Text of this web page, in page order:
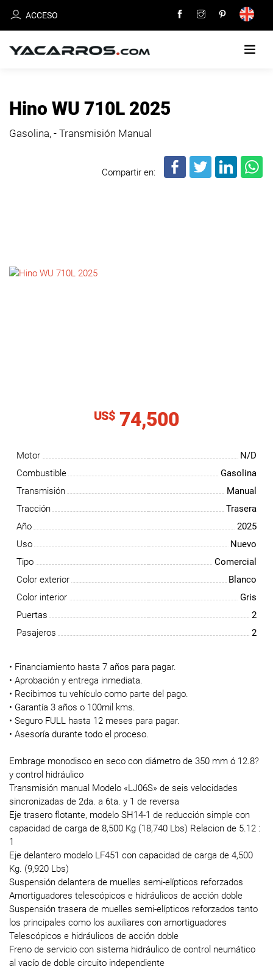
ACCESO
EN
NOTICIAS
Hino WU 710L 2025
Gasolina, - Transmisión Manual
Compartir en:
US$ 74,500
Motor
N/D
Combustible
Gasolina
Transmisión
Manual
Tracción
Trasera
Año
2025
Uso
Nuevo
Tipo
Comercial
Color exterior
Blanco
Color interior
Gris
Puertas
2
Pasajeros
2
• Financiamiento hasta 7 años para pagar.
• Aprobación y entrega inmediata.
• Recibimos tu vehículo como parte del pago.
• Garantía 3 años o 100mil kms.
• Seguro FULL hasta 12 meses para pagar.
• Asesoría durante todo el proceso.
Embrage monodisco en seco con diámetro de 350 mm ó 12.8?
y control hidráulico
Transmisión manual Modelo «LJ06S» de seis velocidades
sincronizadas de 2da. a 6ta. y 1 de reversa
Eje trasero flotante, modelo SH14-1 de reducción simple con
capacidad de carga de 8,500 Kg (18,740 Lbs) Relacion de 5.12 :
1
Eje delantero modelo LF451 con capacidad de carga de 4,500
Kg. (9,920 Lbs)
Suspensión delantera de muelles semi-elípticos reforzados
Amortiguadores telescópicos e hidráulicos de acción doble
Suspensión trasera de muelles semi-elípticos reforzados tanto
los principales como los auxiliares con amortiguadores
Telescópicos e hidráulicos de acción doble
Freno de servicio con sistema hidráulico de control neumático
al vacío de doble circuito independiente